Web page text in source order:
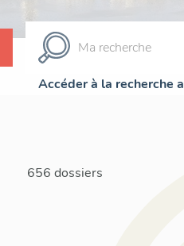
Accéder à la recherche
656 dossiers